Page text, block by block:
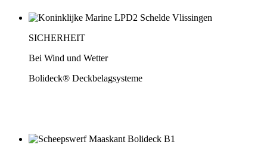
SICHERHEIT
Bei Wind und Wetter
Bolideck® Deckbelagsysteme